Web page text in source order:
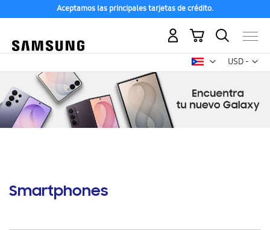
Aceptamos las principales tarjetas de crédito.
USD -
dólar
Mi carrito
Smartphones